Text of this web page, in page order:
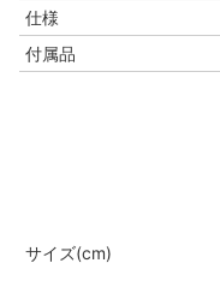
仕様
付属品
サイズ(cm)